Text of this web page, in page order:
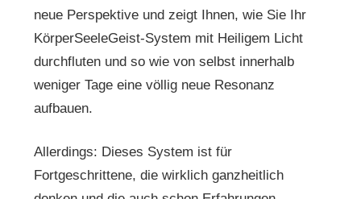
neue Perspektive und zeigt Ihnen, wie Sie Ihr
KörperSeeleGeist-System mit Heiligem Licht
durchfluten und so wie von selbst innerhalb
weniger Tage eine völlig neue Resonanz
aufbauen.
Allerdings: Dieses System ist für
Fortgeschrittene, die wirklich ganzheitlich